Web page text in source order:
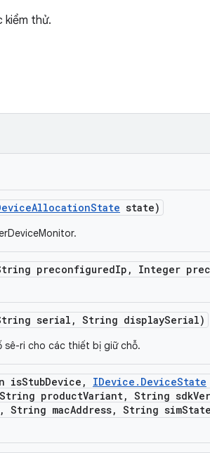
kiểm thử.
AllocationState state)
preconfiguredIp , Integer
serial , String displaySerial)
ri cho các thiết bị giữ chỗ.
isStubDevice , IDevice . DeviceState
String productVariant, String sdk
, String macAddress, String simState